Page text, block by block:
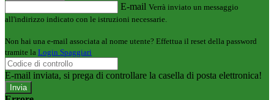
E-mail Verrà inviato un messaggio
all'indirizzo indicato con le istruzioni necessarie.
Non hai una e-mail associata al nome utente? Effettua il reset della password
tramite la Login Spaggiari
E-mail inviata, si prega di controllare la casella di posta elettronica!